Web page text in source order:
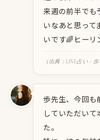
来週の前半でも
いなあと思って
いです🌈ヒーリ
（出典：LINE占い -
歩先生、今回も
していただい
た。